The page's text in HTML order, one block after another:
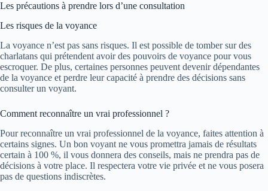
Les précautions à prendre lors d’une consultation
Les risques de la voyance
La voyance n’est pas sans risques. Il est possible de tomber sur des
charlatans qui prétendent avoir des pouvoirs de voyance pour vous
escroquer. De plus, certaines personnes peuvent devenir dépendantes
de la voyance et perdre leur capacité à prendre des décisions sans
consulter un voyant.
Comment reconnaître un vrai professionnel ?
Pour reconnaître un vrai professionnel de la voyance, faites attention à
certains signes. Un bon voyant ne vous promettra jamais de résultats
certain à 100 %, il vous donnera des conseils, mais ne prendra pas de
décisions à votre place. Il respectera votre vie privée et ne vous posera
pas de questions indiscrètes.